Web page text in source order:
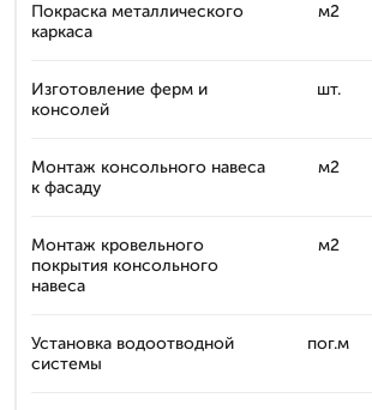
Покраска металлического
каркаса
м2
Изготовление ферм и
консолей
шт.
Монтаж консольного навеса
к фасаду
м2
Монтаж кровельного
покрытия консольного
навеса
м2
Установка водоотводной
системы
пог.м